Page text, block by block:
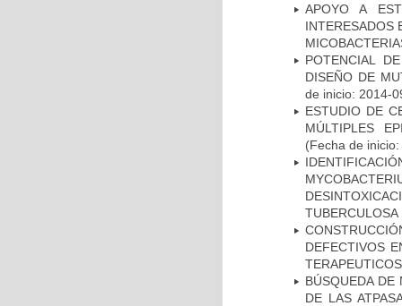
APOYO A
INTERESADOS
POTENCIAL
DISEÑO DE
de inicio: 2014-
ESTUDIO DE
MÚLTIPLES
(Fecha de
TUBERCULOSA
DEFECTIVOS
BÚSQUEDA DE
DE LAS